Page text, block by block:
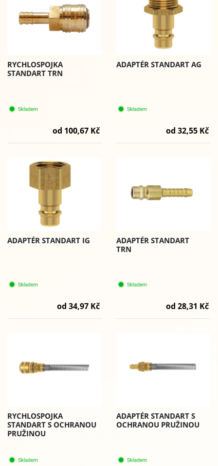
RYCHLOSPOJKA
STANDART TRN
od 100,67 Kč
ADAPTÉR STANDART AG
od 32,55 Kč
ADAPTÉR STANDART IG
od 34,97 Kč
ADAPTÉR STANDART
TRN
od 28,31 Kč
RYCHLOSPOJKA
STANDART S OCHRANOU
PRUŽINOU
ADAPTÉR STANDART S
OCHRANOU PRUŽINOU